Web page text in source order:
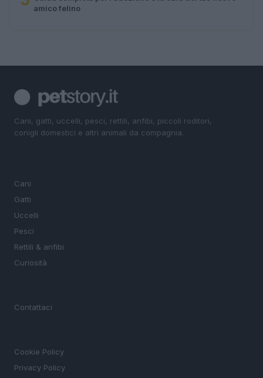
amico felino
Cani, gatti, uccelli, pesci, rettili, anfibi, piccoli roditori,
conigli domestici e altri animali da compagnia.
Cani
Gatti
Uccelli
Pesci
Rettili & anfibi
Curiosità
Contattaci
Cookie Policy
Privacy Policy